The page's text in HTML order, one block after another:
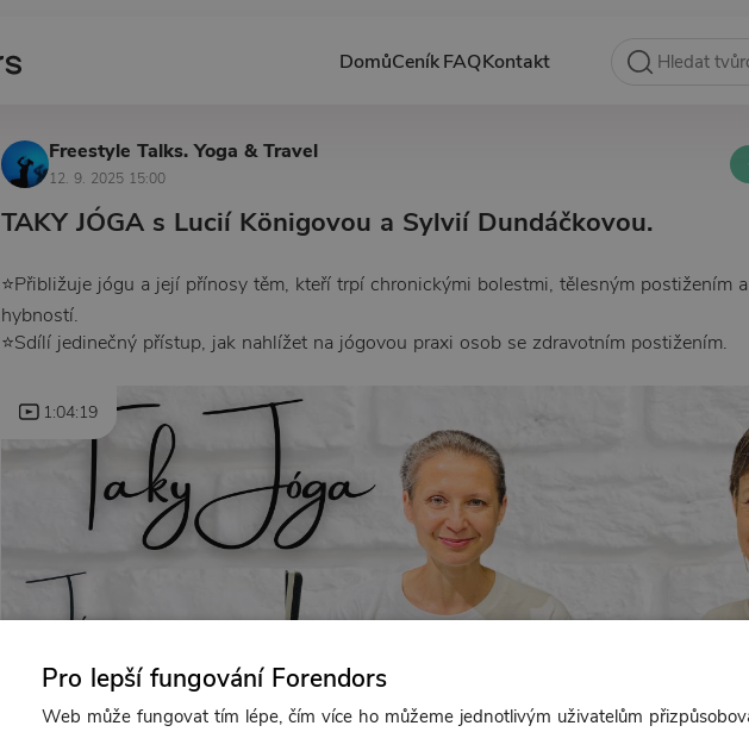
DomůCeníkFAQKontakt
Freestyle Talks. Yoga & Travel
12. 9. 2025 15:00
TAKY JÓGA s Lucií Königovou a Sylvií Dundáčkovou.
⭐Přibližuje jógu a její přínosy těm, kteří trpí chronickými bolestmi, tělesným postižením
hybností.
⭐Sdílí jedinečný přístup, jak nahlížet na jógovou praxi osob se zdravotním postižením.
1:04:19
Pro lepší fungování Forendors
Web může fungovat tím lépe, čím více ho můžeme jednotlivým uživatelům